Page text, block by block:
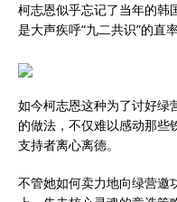
柯志恩似乎忘记了当年的
是大声疾呼“九二共识”的直
如今柯志恩这种为了讨好绿
的做法，不仅难以感动那些
支持者离心离德。
不管她如何卖力地向绿营邀